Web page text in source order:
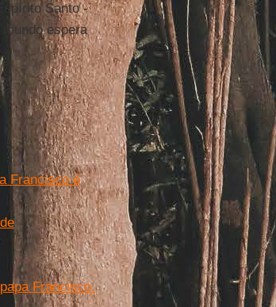
Santo -
espera
Francisco é
Francisco.